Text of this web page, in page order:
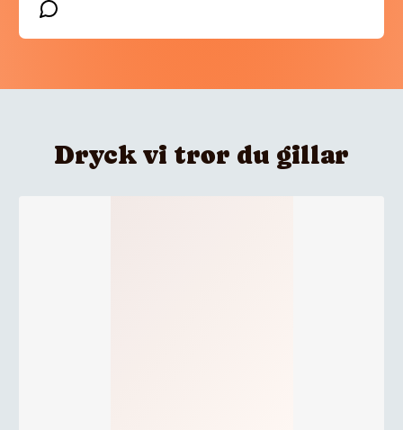
Dryck vi tror du gillar